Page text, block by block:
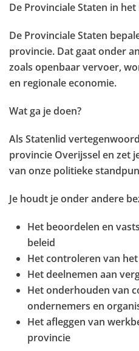
De Provinciale Staten in
De Provinciale Staten
provincie. Dat gaat onder
zoals openbaar vervoer,
en regionale economie.
Wat ga je doen?
Als Statenlid
provincie Overijssel en zet
van onze politieke
Je houdt je onder andere
Het beoordelen en
beleid
Het controleren van
Het deelnemen aan
Het onderhouden van
ondernemers en
Het afleggen van
provincie